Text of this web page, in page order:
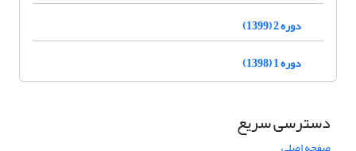
دوره 2 (1399)
دوره 1 (1398)
دسترسی سریع